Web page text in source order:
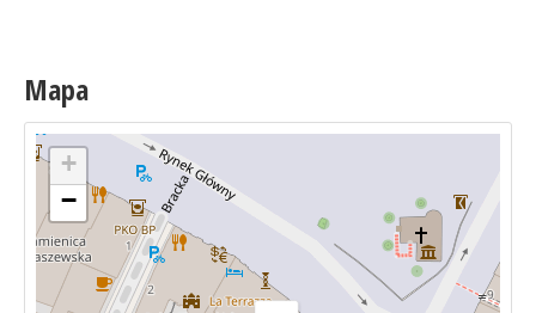
Mapa
+
−